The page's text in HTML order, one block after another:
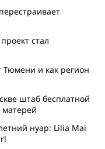
стал
Тюмени и как регион
штаб бесплатной
нуар: Lilia Mai